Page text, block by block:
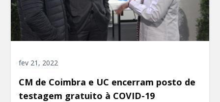
fev 21, 2022
CM de Coimbra e UC encerram posto de
testagem gratuito à COVID-19